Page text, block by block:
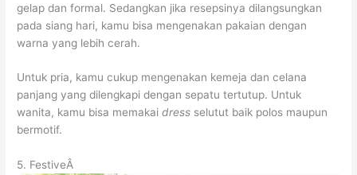
gelap dan formal. Sedangkan jika resepsinya dilangsungkan
pada siang hari, kamu bisa mengenakan pakaian dengan
warna yang lebih cerah.
Untuk pria, kamu cukup mengenakan kemeja dan celana
panjang yang dilengkapi dengan sepatu tertutup. Untuk
wanita, kamu bisa memakaidress selutut baik polos maupun
bermotif.
5. FestiveÂ